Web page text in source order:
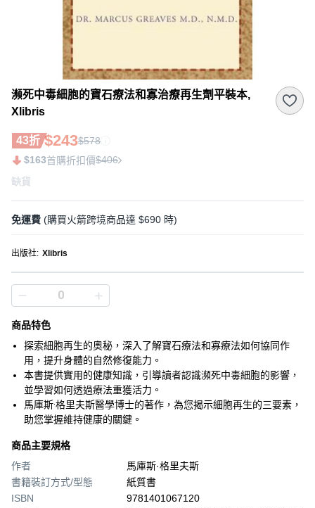
瀕死中毒細胞的寶石療法和寡治療再生劑平裝本,
Xlibris
43折 $243$578
$163首購折扣價$406
缺貨
免運費 (購買火箭跨境商品達 $690 時)
出版社: Xlibris
商品特色
探索細胞再生的奧秘，深入了解寶石療法和寡療法如何協同作
用，提升身體的自然修復能力。
本書提供實用的健康知識，引導讀者認識瀕死中毒細胞的影響，
並學習如何透過療法重獲活力。
馬庫斯·格里夫斯醫學博士的著作，為您揭示細胞再生的三要素，
助您掌握維持健康的關鍵。
商品主要規格
作者
馬庫斯·格里夫斯
書籍裝訂方式/型態
紙質書
ISBN
9781401067120